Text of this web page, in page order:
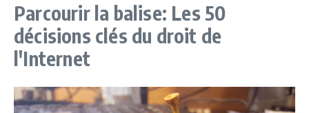
Parcourir la balise: Les 50
décisions clés du droit de
l'Internet